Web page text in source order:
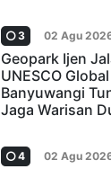
3 02 Agu
Geopark Ijen
UNESCO
Banyuwangi
Jaga Warisan
4 02 Agu